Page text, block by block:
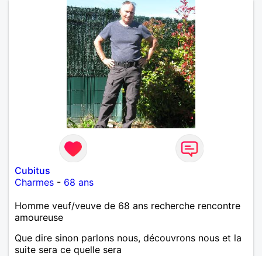
Cubitus
Charmes - 68 ans
Homme veuf/veuve de 68 ans recherche rencontre
amoureuse
Que dire sinon parlons nous, découvrons nous et la
suite sera ce quelle sera